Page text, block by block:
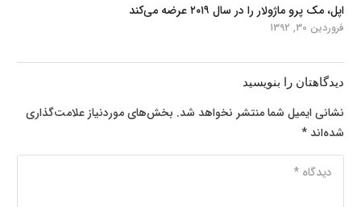
اپل، مک پرو ماژولار را در سال ۲۰۱۹ عرضه می‌کند
فروردین 30, 1392
دیدگاهتان را بنویسید
نشانی ایمیل شما منتشر نخواهد شد. بخش‌های موردنیاز علامت‌گذاری
شده‌اند *